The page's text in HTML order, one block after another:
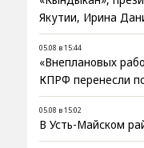
Якутии, Ирина
05.08 в 15:44
«Внеплановых
КПРФ перенесли
05.08 в 15:02
В Усть-Майском